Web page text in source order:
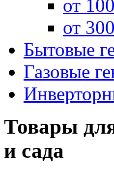
от
от
Бытовые
Газовые
Товары
и сада